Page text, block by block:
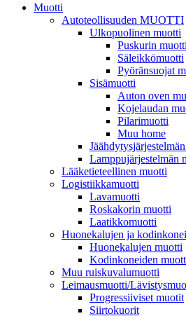
Muotti
Autoteollisuuden MUOTTI
Ulkopuolinen muotti
Puskurin muotti
Säleikkömuotti
Pyöränsuojat
Sisämuotti
Auton oven
Kojelaudan
Pilarimuotti
Muu home
Lamppujärjestelmän
Lääketieteellinen muotti
Logistiikkamuotti
Lavamuotti
Roskakorin muotti
Laatikkomuotti
Huonekalujen ja
Huonekalujen muotti
Kodinkoneiden
Muu ruiskuvalumuotti
Leimausmuotti/
Progressiiviset muotit
Siirtokuorit